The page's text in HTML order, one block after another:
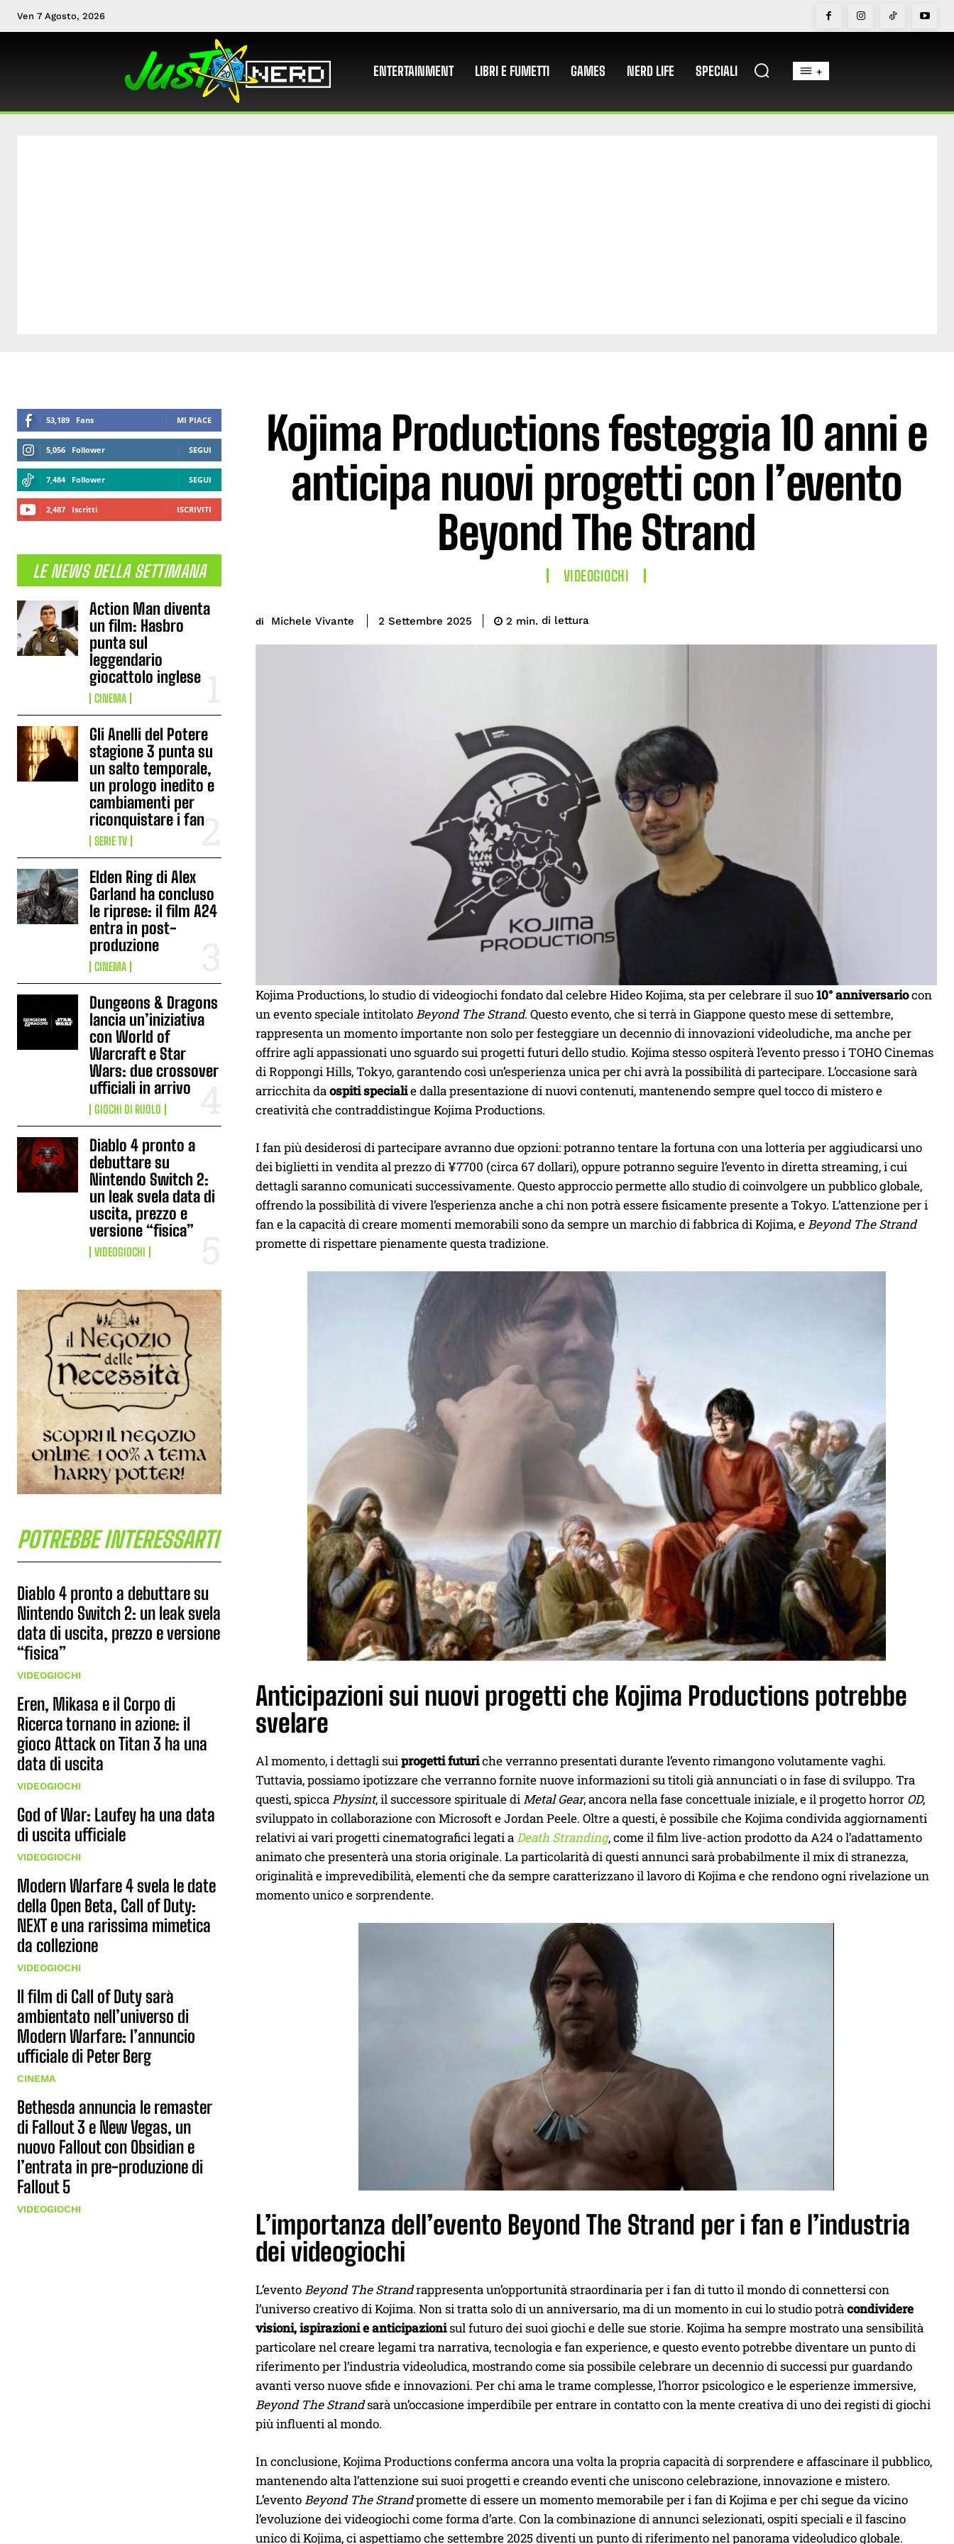
Ven 7 Agosto, 2026
ENTERTAINMENT LIBRI E FUMETTI GAMES NERD LIFE SPECIALI +
53,189 Fans MI PIACE
5,056 Follower SEGUI
7,484 Follower SEGUI
2,487 Iscritti ISCRIVITI
LE NEWS DELLA SETTIMANA
Action Man diventa
un film: Hasbro
punta sul
leggendario
giocattolo inglese
CINEMA
Gli Anelli del Potere
stagione 3 punta su
un salto temporale,
un prologo inedito e
cambiamenti per
riconquistare i fan
SERIE TV
Elden Ring di Alex
Garland ha concluso
le riprese: il film A24
entra in post-
produzione
CINEMA
Dungeons & Dragons
lancia un’iniziativa
con World of
Warcraft e Star
Wars: due crossover
ufficiali in arrivo
GIOCHI DI RUOLO
Diablo 4 pronto a
debuttare su
Nintendo Switch 2:
un leak svela data di
uscita, prezzo e
versione “fisica”
VIDEOGIOCHI
POTREBBE INTERESSARTI
Diablo 4 pronto a debuttare su
Nintendo Switch 2: un leak svela
data di uscita, prezzo e versione
“fisica”
VIDEOGIOCHI
Eren, Mikasa e il Corpo di
Ricerca tornano in azione: il
gioco Attack on Titan 3 ha una
data di uscita
VIDEOGIOCHI
God of War: Laufey ha una data
di uscita ufficiale
VIDEOGIOCHI
Modern Warfare 4 svela le date
della Open Beta, Call of Duty:
NEXT e una rarissima mimetica
da collezione
VIDEOGIOCHI
Il film di Call of Duty sarà
ambientato nell’universo di
Modern Warfare: l’annuncio
ufficiale di Peter Berg
CINEMA
Bethesda annuncia le remaster
di Fallout 3 e New Vegas, un
nuovo Fallout con Obsidian e
l’entrata in pre-produzione di
Fallout 5
VIDEOGIOCHI
Kojima Productions festeggia 10 anni e
anticipa nuovi progetti con l’evento
Beyond The Strand
VIDEOGIOCHI
di Michele Vivante 2 Settembre 2025 2 min. di lettura
Kojima Productions, lo studio di videogiochi fondato dal celebre Hideo Kojima, sta per celebrare il suo10° anniversariocon
un evento speciale intitolatoBeyond The Strand. Questo evento, che si terrà in Giappone questo mese di settembre,
rappresenta un momento importante non solo per festeggiare un decennio di innovazioni videoludiche, ma anche per
offrire agli appassionati uno sguardo sui progetti futuri dello studio. Kojima stesso ospiterà l’evento presso i TOHO Cinemas
di Roppongi Hills, Tokyo, garantendo così un’esperienza unica per chi avrà la possibilità di partecipare. L’occasione sarà
arricchita daospiti specialie dalla presentazione di nuovi contenuti, mantenendo sempre quel tocco di mistero e
creatività che contraddistingue Kojima Productions.
I fan più desiderosi di partecipare avranno due opzioni: potranno tentare la fortuna con una lotteria per aggiudicarsi uno
dei biglietti in vendita al prezzo di ¥7700 (circa 67 dollari), oppure potranno seguire l’evento in diretta streaming, i cui
dettagli saranno comunicati successivamente. Questo approccio permette allo studio di coinvolgere un pubblico globale,
offrendo la possibilità di vivere l’esperienza anche a chi non potrà essere fisicamente presente a Tokyo. L’attenzione per i
fan e la capacità di creare momenti memorabili sono da sempre un marchio di fabbrica di Kojima, eBeyond The Strand
promette di rispettare pienamente questa tradizione.
Anticipazioni sui nuovi progetti che Kojima Productions potrebbe
svelare
Al momento, i dettagli suiprogetti futuriche verranno presentati durante l’evento rimangono volutamente vaghi.
Tuttavia, possiamo ipotizzare che verranno fornite nuove informazioni su titoli già annunciati o in fase di sviluppo. Tra
questi, spiccaPhysint, il successore spirituale diMetal Gear, ancora nella fase concettuale iniziale, e il progetto horror OD,
sviluppato in collaborazione con Microsoft e Jordan Peele. Oltre a questi, è possibile che Kojima condivida aggiornamenti
relativi ai vari progetti cinematografici legati aDeath Stranding, come il film live-action prodotto da A24 o l’adattamento
animato che presenterà una storia originale. La particolarità di questi annunci sarà probabilmente il mix di stranezza,
originalità e imprevedibilità, elementi che da sempre caratterizzano il lavoro di Kojima e che rendono ogni rivelazione un
momento unico e sorprendente.
L’importanza dell’evento Beyond The Strand per i fan e l’industria
dei videogiochi
L’eventoBeyond The Strandrappresenta un’opportunità straordinaria per i fan di tutto il mondo di connettersi con
l’universo creativo di Kojima. Non si tratta solo di un anniversario, ma di un momento in cui lo studio potràcondividere
visioni, ispirazioni e anticipazionisul futuro dei suoi giochi e delle sue storie. Kojima ha sempre mostrato una sensibilità
particolare nel creare legami tra narrativa, tecnologia e fan experience, e questo evento potrebbe diventare un punto di
riferimento per l’industria videoludica, mostrando come sia possibile celebrare un decennio di successi pur guardando
avanti verso nuove sfide e innovazioni. Per chi ama le trame complesse, l’horror psicologico e le esperienze immersive,
Beyond The Strandsarà un’occasione imperdibile per entrare in contatto con la mente creativa di uno dei registi di giochi
più influenti al mondo.
In conclusione, Kojima Productions conferma ancora una volta la propria capacità di sorprendere e affascinare il pubblico,
mantenendo alta l’attenzione sui suoi progetti e creando eventi che uniscono celebrazione, innovazione e mistero.
L’eventoBeyond The Strandpromette di essere un momento memorabile per i fan di Kojima e per chi segue da vicino
l’evoluzione dei videogiochi come forma d’arte. Con la combinazione di annunci selezionati, ospiti speciali e il fascino
unico di Kojima, ci aspettiamo che settembre 2025 diventi un punto di riferimento nel panorama videoludico globale.